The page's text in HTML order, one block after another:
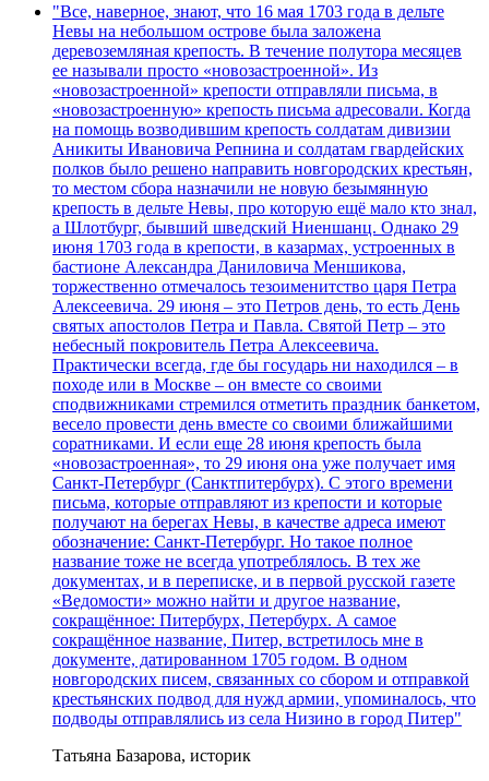
"Все, наверное, знают, что 16 мая 1703 года в дельте
Невы на небольшом острове была заложена
деревоземляная крепость. В течение полутора месяцев
ее называли просто «новозастроенной». Из
«новозастроенной» крепости отправляли письма, в
«новозастроенную» крепость письма адресовали. Когда
на помощь возводившим крепость солдатам дивизии
Аникиты Ивановича Репнина и солдатам гвардейских
полков было решено направить новгородских крестьян,
то местом сбора назначили не новую безымянную
крепость в дельте Невы, про которую ещё мало кто знал,
а Шлотбург, бывший шведский Ниеншанц. Однако 29
июня 1703 года в крепости, в казармах, устроенных в
бастионе Александра Даниловича Меншикова,
торжественно отмечалось тезоименитство царя Петра
Алексеевича. 29 июня – это Петров день, то есть День
святых апостолов Петра и Павла. Святой Петр – это
небесный покровитель Петра Алексеевича.
Практически всегда, где бы государь ни находился – в
походе или в Москве – он вместе со своими
сподвижниками стремился отметить праздник банкетом,
весело провести день вместе со своими ближайшими
соратниками. И если еще 28 июня крепость была
«новозастроенная», то 29 июня она уже получает имя
Санкт-Петербург (Санктпитербурх). С этого времени
письма, которые отправляют из крепости и которые
получают на берегах Невы, в качестве адреса имеют
обозначение: Санкт-Петербург. Но такое полное
название тоже не всегда употреблялось. В тех же
документах, и в переписке, и в первой русской газете
«Ведомости» можно найти и другое название,
сокращённое: Питербурх, Петербурх. А самое
сокращённое название, Питер, встретилось мне в
документе, датированном 1705 годом. В одном
новгородских писем, связанных со сбором и отправкой
крестьянских подвод для нужд армии, упоминалось, что
подводы отправлялись из села Низино в город Питер"
Татьяна Базарова, историк